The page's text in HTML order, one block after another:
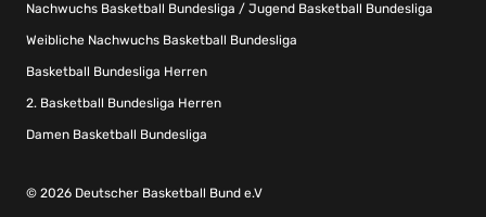
Nachwuchs Basketball Bundesliga / Jugend Basketball Bundesliga
Weibliche Nachwuchs Basketball Bundesliga
Basketball Bundesliga Herren
2. Basketball Bundesliga Herren
Damen Basketball Bundesliga
© 2026 Deutscher Basketball Bund e.V